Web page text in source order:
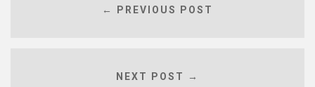
← PREVIOUS POST
NEXT POST →